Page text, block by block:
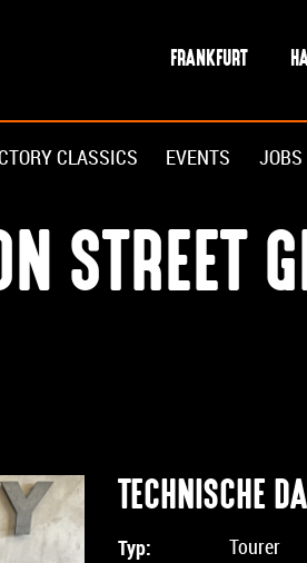
FRANKFURT
CLASSICS EVENTS JOBS
STREET
TECHNISCHE
Typ: Tourer